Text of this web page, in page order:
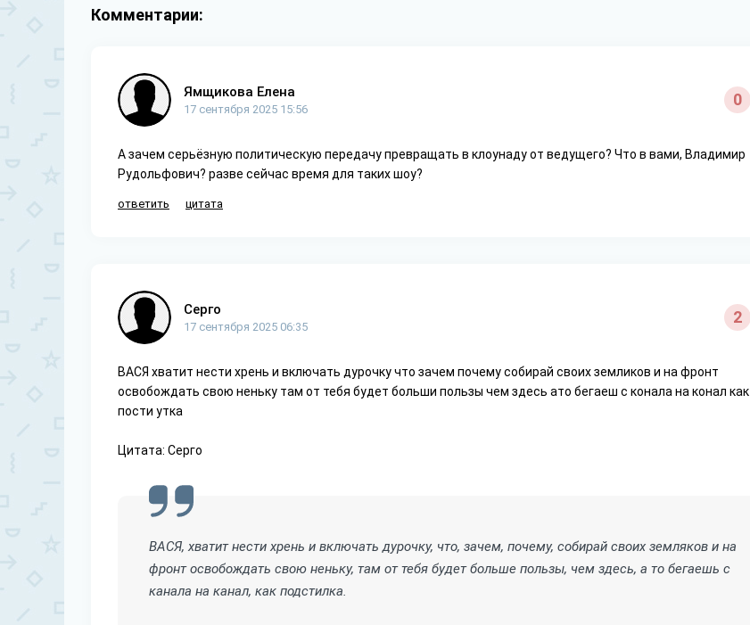
Комментарии:
Ямщикова Елена
17 сентября 2025 15:56
0
А зачем серьёзную политическую передачу превращать в клоунаду от ведущего? Что в вами, Владимир
Рудольфович? разве сейчас время для таких шоу?
ответить цитата
Серго
17 сентября 2025 06:35
2
ВАСЯ хватит нести хрень и включать дурочку что зачем почему собирай своих земликов и на фронт
освобождать свою неньку там от тебя будет больши пользы чем здесь ато бегаеш с конала на конал как
пости утка
Цитата: Серго
ВАСЯ, хватит нести хрень и включать дурочку, что, зачем, почему, собирай своих земляков и на
фронт освобождать свою неньку, там от тебя будет больше пользы, чем здесь, а то бегаешь с
канала на канал, как подстилка.